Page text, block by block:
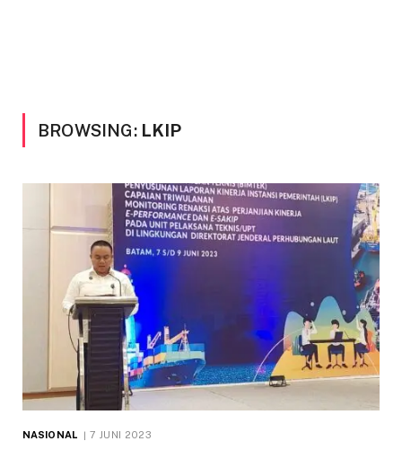
BROWSING: LKIP
NASIONAL 7 JUNI 2023